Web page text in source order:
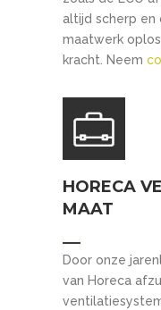
altijd scherp en
maatwerk
kracht. Neem
HORECA
MAAT
Door onze
van Horeca